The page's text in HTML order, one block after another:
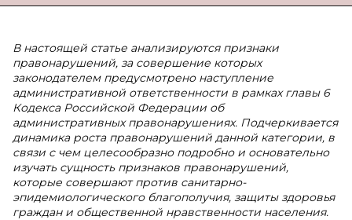
В настоящей статье анализируются признаки
правонарушений, за совершение которых
законодателем предусмотрено наступление
административной ответственности в рамках главы 6
Кодекса Российской Федерации об
административных правонарушениях. Подчеркивается
динамика роста правонарушений данной категории, в
связи с чем целесообразно подробно и основательно
изучать сущность признаков правонарушений,
которые совершают против санитарно-
эпидемиологического благополучия, защиты здоровья
граждан и общественной нравственности населения.